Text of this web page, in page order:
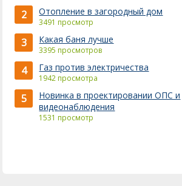
2 Отопление в загородный дом
3491 просмотр
3 Какая баня лучше
3395 просмотров
4 Газ против электричества
1942 просмотра
5
Новинка в проектировании ОПС и
видеонаблюдения
1531 просмотр